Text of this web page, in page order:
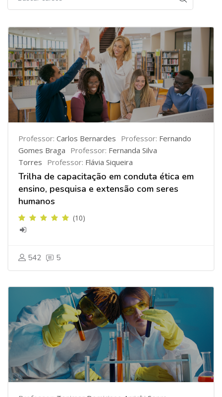
Professor: Carlos Bernardes Professor: Fernando
Gomes Braga Professor: Fernanda Silva
Torres Professor: Flávia Siqueira
Trilha de capacitação em conduta ética em
ensino, pesquisa e extensão com seres
humanos
(10)
542 5